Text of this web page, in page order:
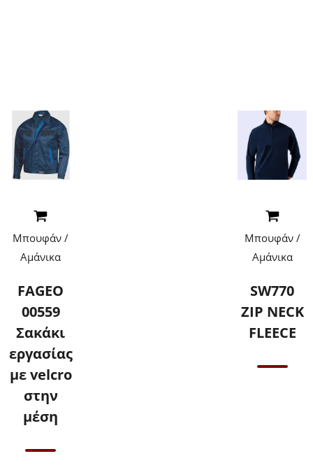
Μπουφάν /
Αμάνικα
FAGEO
00559
Σακάκι
εργασίας
με velcro
στην
μέση
Μπουφάν /
Αμάνικα
SW770
ZIP NECK
FLEECE